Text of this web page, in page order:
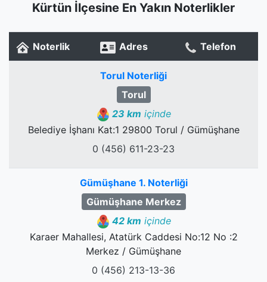
Kürtün İlçesine En Yakın Noterlikler
Noterlik Adres Telefon
Torul Noterliği
Torul
23 km içinde
Belediye İşhanı Kat:1 29800 Torul / Gümüşhane
0 (456) 611-23-23
Gümüşhane 1. Noterliği
Gümüşhane Merkez
42 km içinde
Karaer Mahallesi, Atatürk Caddesi No:12 No :2
Merkez / Gümüşhane
0 (456) 213-13-36